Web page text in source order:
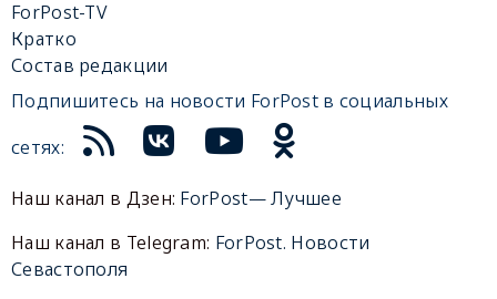
ForPost-TV
Кратко
Состав редакции
Подпишитесь на новости ForPost в социальных
сетях:
Наш канал в Дзен: ForPost— Лучшее
Наш канал в Telegram: ForPost. Новости
Севастополя